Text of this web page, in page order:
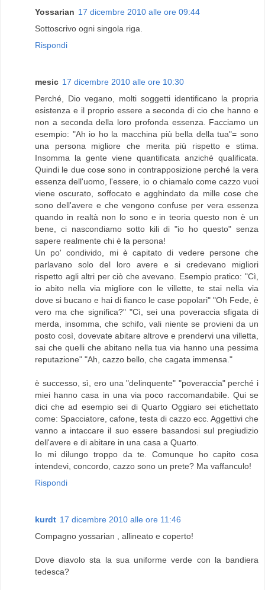
Yossarian 17 dicembre 2010 alle ore 09:44
Sottoscrivo ogni singola riga.
Rispondi
mesic 17 dicembre 2010 alle ore 10:30
Perché, Dio vegano, molti soggetti identificano la propria
esistenza e il proprio essere a seconda di cio che hanno e
non a seconda della loro profonda essenza. Facciamo un
esempio: "Ah io ho la macchina più bella della tua"= sono
una persona migliore che merita più rispetto e stima.
Insomma la gente viene quantificata anziché qualificata.
Quindi le due cose sono in contrapposizione perché la vera
essenza dell'uomo, l'essere, io o chiamalo come cazzo vuoi
viene oscurato, soffocato e agghindato da mille cose che
sono dell'avere e che vengono confuse per vera essenza
quando in realtà non lo sono e in teoria questo non è un
bene, ci nascondiamo sotto kili di "io ho questo" senza
sapere realmente chi è la persona!
Un po' condivido, mi è capitato di vedere persone che
parlavano solo del loro avere e si credevano migliori
rispetto agli altri per ciò che avevano. Esempio pratico: "Cì,
io abito nella via migliore con le villette, te stai nella via
dove si bucano e hai di fianco le case popolari" "Oh Fede, è
vero ma che significa?" "Cì, sei una poveraccia sfigata di
merda, insomma, che schifo, vali niente se provieni da un
posto così, dovevate abitare altrove e prendervi una villetta,
sai che quelli che abitano nella tua via hanno una pessima
reputazione" "Ah, cazzo bello, che cagata immensa."
è successo, sì, ero una "delinquente" "poveraccia" perché i
miei hanno casa in una via poco raccomandabile. Qui se
dici che ad esempio sei di Quarto Oggiaro sei etichettato
come: Spacciatore, cafone, testa di cazzo ecc. Aggettivi che
vanno a intaccare il suo essere basandosi sul pregiudizio
dell'avere e di abitare in una casa a Quarto.
Io mi dilungo troppo da te. Comunque ho capito cosa
intendevi, concordo, cazzo sono un prete? Ma vaffanculo!
Rispondi
kurdt 17 dicembre 2010 alle ore 11:46
Compagno yossarian , allineato e coperto!
Dove diavolo sta la sua uniforme verde con la bandiera
tedesca?